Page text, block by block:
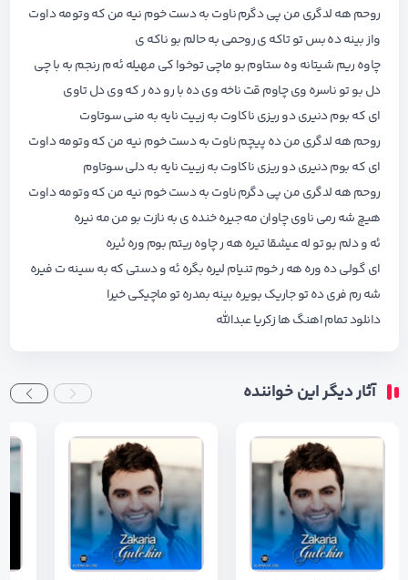
روحم هه لدگری من پی دگرم ناوت به دست خوم نیه من که وتومه داوت
واز بینه ده بس تو تاکه ی روحمی به حالم بو ناکه ی
چاوه ریم شیتانه وه ستاوم بو ماچی توخوا کی مهیله ئه م رنجم به با چی
دل بو تو ناسره وی چاوم قت ناخه وی ده با رو ده ر که وی دل تاوی
ای که بوم دنیری دو ریزی ناکاوت به زییت نایه به منی سوتاوت
روحم هه لدگری من ده پیچم ناوت به دست خوم نیه من که وتومه داوت
ای که بوم دنیری دو ریزی ناکاوت به زییت نایه به دلی سوتاوم
روحم هه لدگری من پی دگرم ناوت به دست خوم نیه من که وتومه داوت
هیچ شه رمی ناوی چاوان مه جیره خنده ی به نازت بو من مه نیره
ئه و دلم بو تو له عیشقا تیره هه ر چاوه ریتم بوم وره ئیره
ای گولی ده وره هه ر خوم تنیام لیره بگره ئه و دستی که به سینه ت فیره
شه رم فری ده تو جاریک بویره بینه بمدره تو ماچیکی خیرا
دانلود تمام اهنگ هازکریا عبدالله
آثار دیگر این خواننده